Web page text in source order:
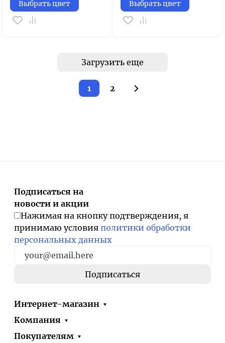
Выбрать цвет Выбрать цвет
Загрузить еще
1 2
Подписаться на
новости и акции
Нажимая на кнопку подтверждения, я
принимаю условия политики обработки
персональных данных
Интернет-магазин
Компания
Покупателям